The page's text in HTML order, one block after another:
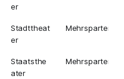
er
Stadttheat
er
Mehrsparten
Staatsthe
ater
Mehrsparten